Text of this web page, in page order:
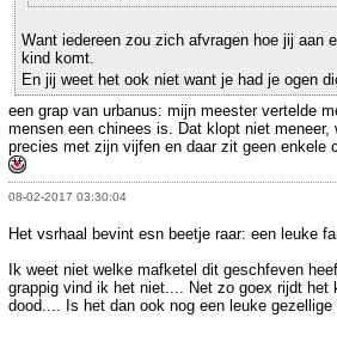
Want iedereen zou zich afvragen hoe jij aan
kind komt.
En jij weet het ook niet want je had je ogen
een grap van urbanus: mijn meester vertelde
mensen een chinees is. Dat klopt niet meneer,
precies met zijn vijfen en daar zit geen enkele
08-02-2017 03:30:04
Het vsrhaal bevint esn beetje raar: een leuke
Ik weet niet welke mafketel dit geschfeven
grappig vind ik het niet.... Net zo goex rijdt het
dood.... Is het dan ook nog een leuke